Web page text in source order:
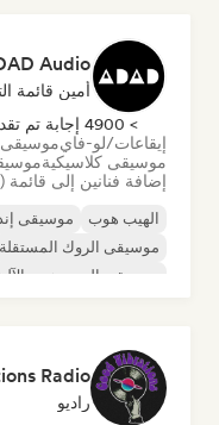
Audio
أمين قائمة
> 4900 إجابة تم تقديمها
إيقاعات/لو-فاي
موسيقى كلاسيكية
إضافة فنانين إلى
الهيب هوب موسيقى
موسيقى الروك المستقلة
موسيقى الهيب هوب
Radio
راديو